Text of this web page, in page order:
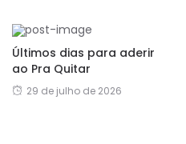
Últimos dias para aderir
ao Pra Quitar
29 de julho de 2026